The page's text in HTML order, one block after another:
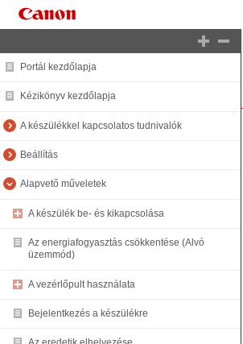
Portál kezdőlapja
Kézikönyv kezdőlapja
A készülékkel kapcsolatos tudnivalók
Beállítás
Alapvető műveletek
A készülék be- és kikapcsolása
Az energiafogyasztás csökkentése (Alvó
üzemmód)
A vezérlőpult használata
Bejelentkezés a készülékre